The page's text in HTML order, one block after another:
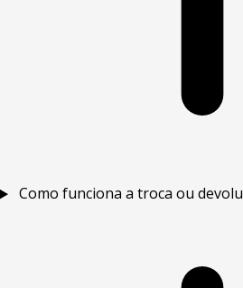
Como funciona a troca ou